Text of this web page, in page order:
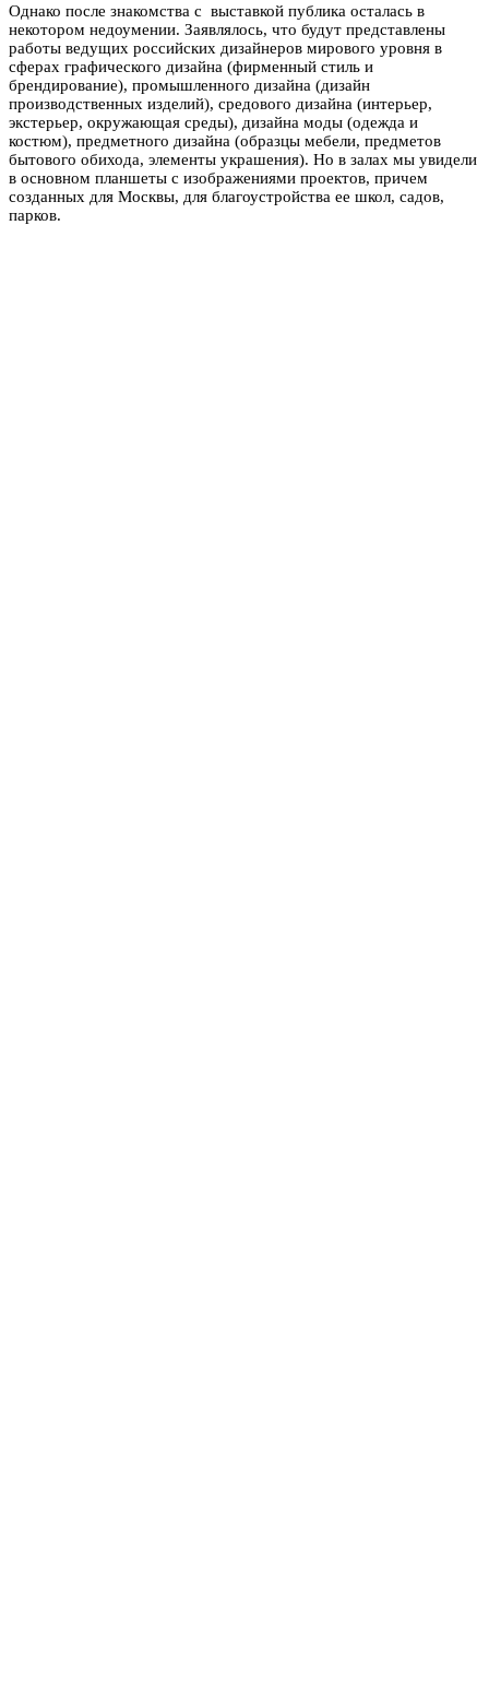
Однако после знакомства с выставкой публика осталась в
некотором недоумении. Заявлялось, что будут представлены
работы ведущих российских дизайнеров мирового уровня в
сферах графического дизайна (фирменный стиль и
брендирование), промышленного дизайна (дизайн
производственных изделий), средового дизайна (интерьер,
экстерьер, окружающая среды), дизайна моды (одежда и
костюм), предметного дизайна (образцы мебели, предметов
бытового обихода, элементы украшения). Но в залах мы увидели
в основном планшеты с изображениями проектов, причем
созданных для Москвы, для благоустройства ее школ, садов,
парков.